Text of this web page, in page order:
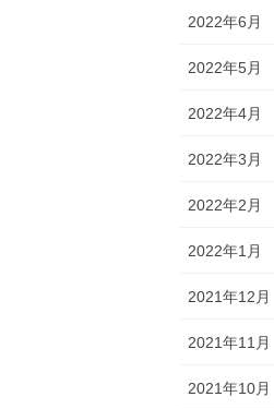
2022年6月
2022年5月
2022年4月
2022年3月
2022年2月
2022年1月
2021年12月
2021年11月
2021年10月